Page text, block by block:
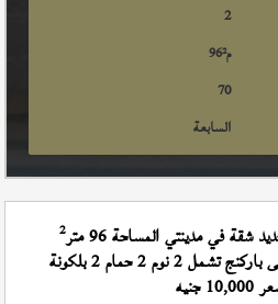
2
96م²
70
السابعة
شقة في مدينتي المساحة 96 متر 2
بالطابق 0 بحري و شرقي تطل على باركنج تشمل 2 نوم 2 حمام 2 بلكونة